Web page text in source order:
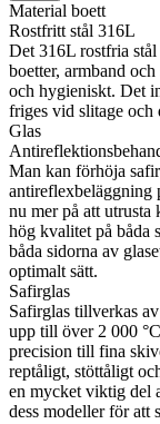
Material boett
Rostfritt stål 316L
Det 316L rostfria
boetter, armband
och hygieniskt. Det
friges vid slitage och
Glas
Man kan förhöja
antireflexbeläggning
nu mer på att
hög kvalitet på båda
båda sidorna av
optimalt sätt.
Safirglas
Safirglas tillverkas
upp till över 2 000
precision till fina
reptåligt, stöttåligt
en mycket viktig del
dess modeller för att